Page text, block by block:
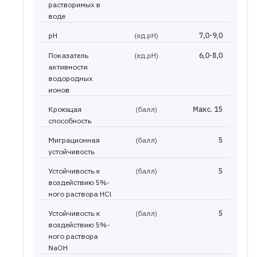
растворимых в
воде
pH (ед.рН) 7,0-9,0
Показатель
активности
водородных
ионов
(ед.рН) 6,0-8,0
Кроющая
способность
(балл) Макс. 15
Миграционная
устойчивость
(балл) 5
Устойчивость к
воздействию 5%-
ного раствора HCl
(балл) 5
Устойчивость к
воздействию 5%-
ного раствора
NaOH
(балл) 5